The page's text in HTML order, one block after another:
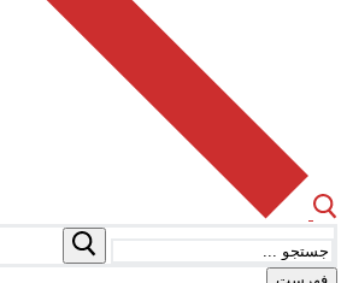
برای: